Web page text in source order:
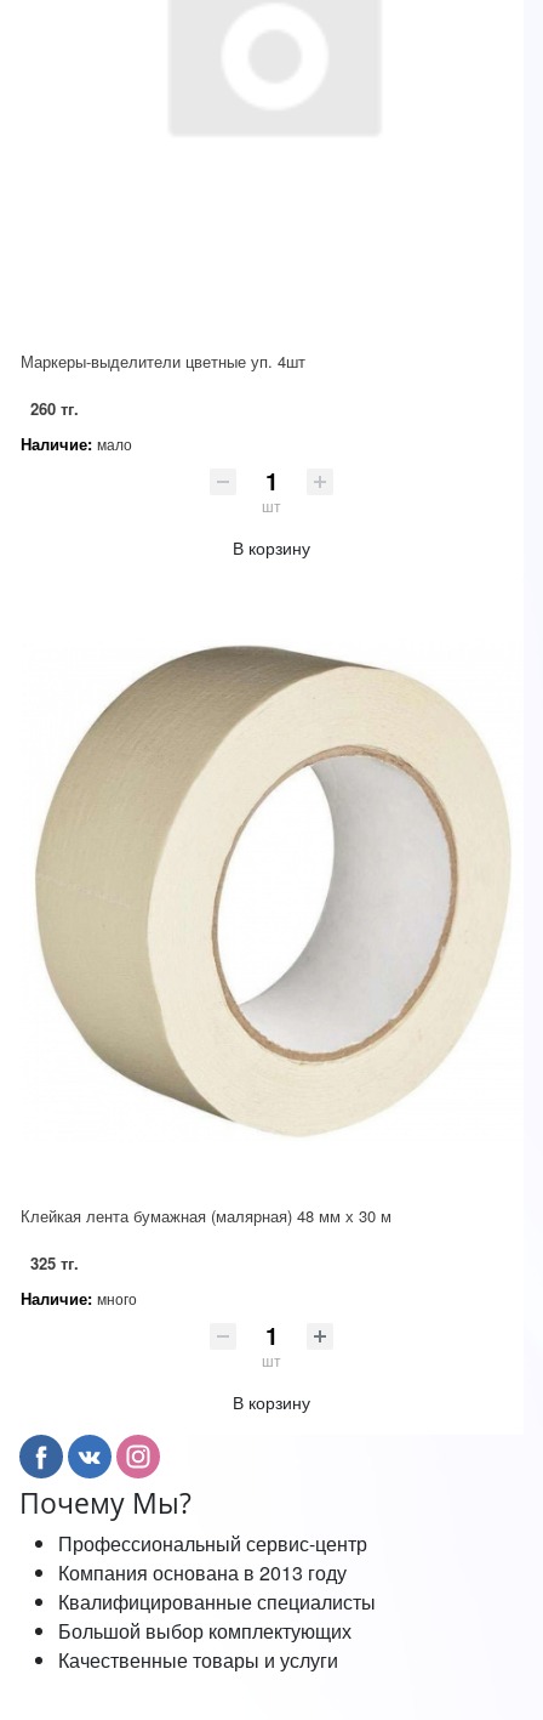
Маркеры-выделители цветные уп. 4шт
260 тг.
Наличие: мало
шт
В корзину
Клейкая лента бумажная (малярная) 48 мм х 30 м
325 тг.
Наличие: много
шт
В корзину
Почему Мы?
Профессиональный сервис-центр
Компания основана в 2013 году
Квалифицированные специалисты
Большой выбор комплектующих
Качественные товары и услуги